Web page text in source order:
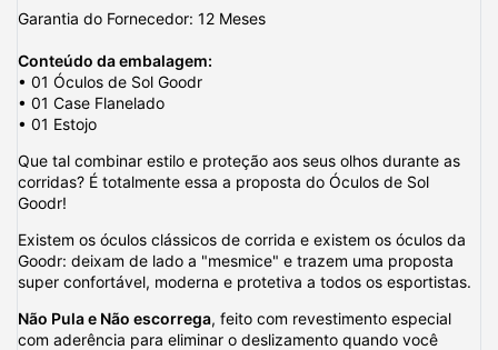
Garantia do Fornecedor: 12 Meses
Conteúdo da embalagem:
• 01 Óculos de Sol Goodr
• 01 Case Flanelado
• 01 Estojo
Que tal combinar estilo e proteção aos seus olhos durante as
corridas? É totalmente essa a proposta do Óculos de Sol
Goodr!
Existem os óculos clássicos de corrida e existem os óculos da
Goodr: deixam de lado a "mesmice" e trazem uma proposta
super confortável, moderna e protetiva a todos os esportistas.
Não Pula e Não escorrega, feito com revestimento especial
com aderência para eliminar o deslizamento quando você